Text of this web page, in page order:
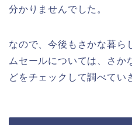
分かりませんでした。
なので、今後もさかな暮ら
ムセールについては、さか
どをチェックして調べてい